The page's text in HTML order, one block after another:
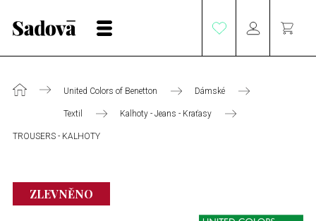
United Colors of Benetton Dámské
Textil Kalhoty - Jeans - Kraťasy
TROUSERS - KALHOTY
ZLEVNĚNO